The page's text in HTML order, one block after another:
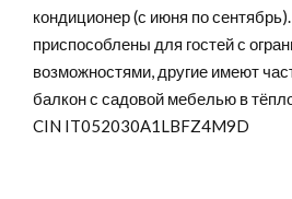
кондиционер (с июня по
приспособлены для гостей с
возможностями, другие имеют
балкон с садовой мебелью в
CIN IT052030A1LBFZ4M9D